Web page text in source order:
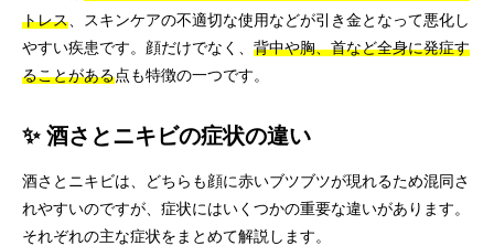
トレス 、スキンケアの不適切な使用などが引き金となって悪化し
やすい疾患です。顔だけでなく、 背中や胸、首など全身に発症す
ることがある点も特徴の一つです。
✨ 酒さとニキビの症状の違い
酒さとニキビは、どちらも顔に赤いブツブツが現れるため混同さ
れやすいのですが、症状にはいくつかの重要な違いがあります。
それぞれの主な症状をまとめて解説します。